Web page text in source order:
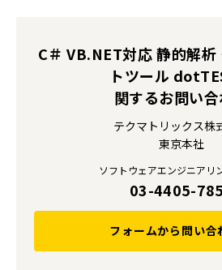
C＃ VB.NET対応 静的解析
トツール
関するお問い
テクマトリックス株
東京本社
ソフトウェアエンジニアリ
03-4405-
フォームから問い合